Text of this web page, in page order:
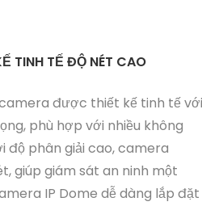
TINH TẾ ĐỘ NÉT CAO
được thiết kế tinh tế với
phù hợp với nhiều không
độ phân giải cao, camera
giúp giám sát an ninh một
IP Dome dễ dàng lắp đặt